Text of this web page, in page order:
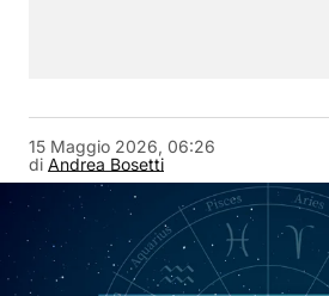
di Andrea Bosetti
15 Maggio 2026, 06:26